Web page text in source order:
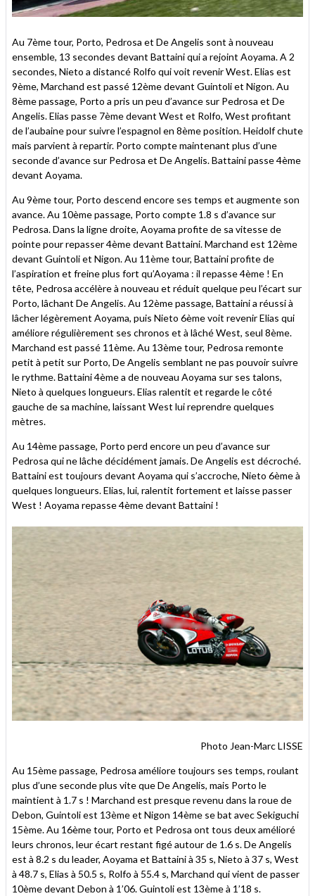
Au 7ème tour, Porto, Pedrosa et De Angelis sont à nouveau
ensemble, 13 secondes devant Battaini qui a rejoint Aoyama. A 2
secondes, Nieto a distancé Rolfo qui voit revenir West. Elias est
9ème, Marchand est passé 12ème devant Guintoli et Nigon. Au
8ème passage, Porto a pris un peu d’avance sur Pedrosa et De
Angelis. Elias passe 7ème devant West et Rolfo, West profitant
de l’aubaine pour suivre l’espagnol en 8ème position. Heidolf chute
mais parvient à repartir. Porto compte maintenant plus d’une
seconde d’avance sur Pedrosa et De Angelis. Battaini passe 4ème
devant Aoyama.
Au 9ème tour, Porto descend encore ses temps et augmente son
avance. Au 10ème passage, Porto compte 1.8 s d’avance sur
Pedrosa. Dans la ligne droite, Aoyama profite de sa vitesse de
pointe pour repasser 4ème devant Battaini. Marchand est 12ème
devant Guintoli et Nigon. Au 11ème tour, Battaini profite de
l’aspiration et freine plus fort qu’Aoyama : il repasse 4ème ! En
tête, Pedrosa accélère à nouveau et réduit quelque peu l’écart sur
Porto, lâchant De Angelis. Au 12ème passage, Battaini a réussi à
lâcher légèrement Aoyama, puis Nieto 6ème voit revenir Elias qui
améliore régulièrement ses chronos et à lâché West, seul 8ème.
Marchand est passé 11ème. Au 13ème tour, Pedrosa remonte
petit à petit sur Porto, De Angelis semblant ne pas pouvoir suivre
le rythme. Battaini 4ème a de nouveau Aoyama sur ses talons,
Nieto à quelques longueurs. Elias ralentit et regarde le côté
gauche de sa machine, laissant West lui reprendre quelques
mètres.
Au 14ème passage, Porto perd encore un peu d’avance sur
Pedrosa qui ne lâche décidément jamais. De Angelis est décroché.
Battaini est toujours devant Aoyama qui s’accroche, Nieto 6ème à
quelques longueurs. Elias, lui, ralentit fortement et laisse passer
West ! Aoyama repasse 4ème devant Battaini !
Photo Jean-Marc LISSE
Au 15ème passage, Pedrosa améliore toujours ses temps, roulant
plus d’une seconde plus vite que De Angelis, mais Porto le
maintient à 1.7 s ! Marchand est presque revenu dans la roue de
Debon, Guintoli est 13ème et Nigon 14ème se bat avec Sekiguchi
15ème. Au 16ème tour, Porto et Pedrosa ont tous deux amélioré
leurs chronos, leur écart restant figé autour de 1.6 s. De Angelis
est à 8.2 s du leader, Aoyama et Battaini à 35 s, Nieto à 37 s, West
à 48.7 s, Elias à 50.5 s, Rolfo à 55.4 s, Marchand qui vient de passer
10ème devant Debon à 1’06. Guintoli est 13ème à 1’18 s.